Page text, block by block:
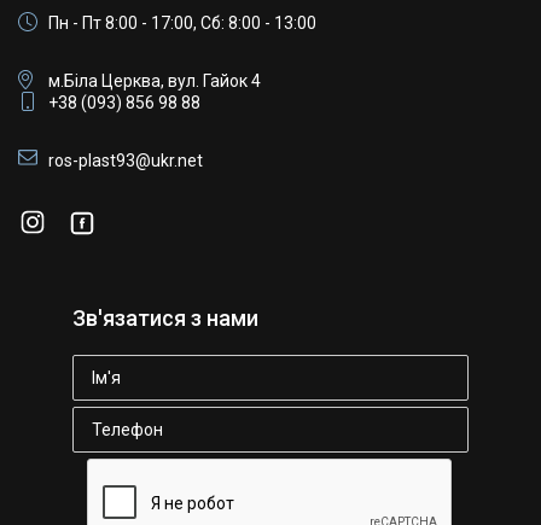
Пн - Пт 8:00 - 17:00, Сб: 8:00 - 13:00
м.Біла Церква, вул. Гайок 4
+38 (093) 856 98 88
ros-plast93@ukr.net
Зв'язатися з нами